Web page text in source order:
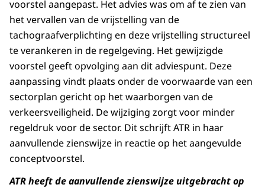
voorstel aangepast. Het advies was om af te zien van
het vervallen van de vrijstelling van de
tachograafverplichting en deze vrijstelling structureel
te verankeren in de regelgeving. Het gewijzigde
voorstel geeft opvolging aan dit adviespunt. Deze
aanpassing vindt plaats onder de voorwaarde van een
sectorplan gericht op het waarborgen van de
verkeersveiligheid. De wijziging zorgt voor minder
regeldruk voor de sector. Dit schrijft ATR in haar
aanvullende zienswijze in reactie op het aangevulde
conceptvoorstel.
ATR heeft de aanvullende zienswijze uitgebracht op